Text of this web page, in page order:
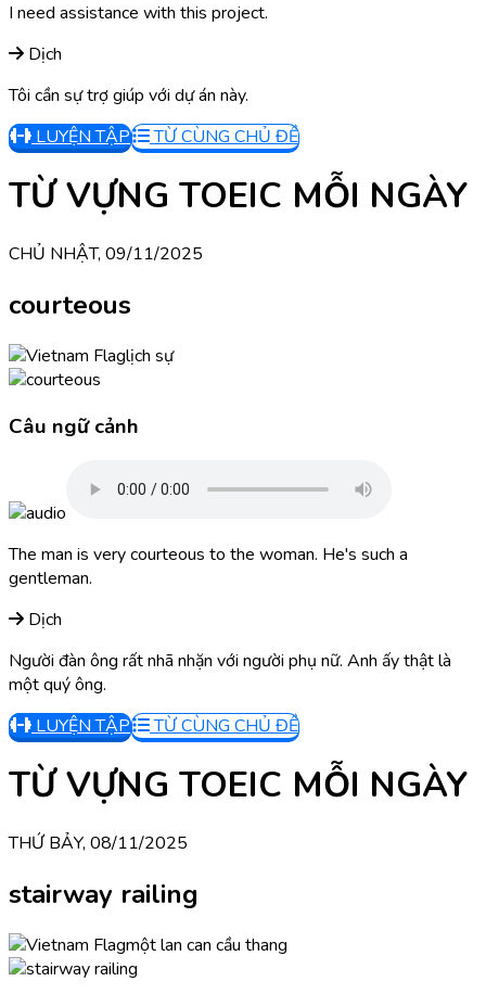
I need assistance with this project.
Dịch
Tôi cần sự trợ giúp với dự án này.
LUYỆN TẬP
TỪ CÙNG CHỦ ĐỀ
TỪ VỰNG TOEIC MỖI NGÀY
CHỦ NHẬT, 09/11/2025
courteous
lịch sự
Câu ngữ cảnh
The man is very courteous to the woman. He's such a
gentleman.
Dịch
Người đàn ông rất nhã nhặn với người phụ nữ. Anh ấy thật là
một quý ông.
LUYỆN TẬP
TỪ CÙNG CHỦ ĐỀ
TỪ VỰNG TOEIC MỖI NGÀY
THỨ BẢY, 08/11/2025
stairway railing
một lan can cầu thang